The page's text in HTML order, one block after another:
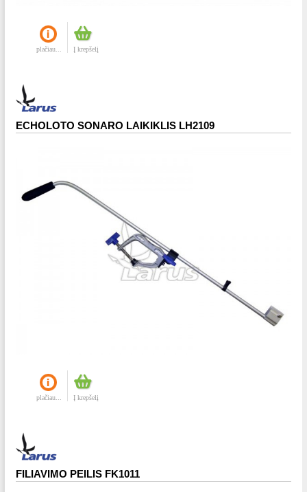
plačiau... Į krepšelį
ECHOLOTO SONARO LAIKIKLIS LH2109
plačiau... Į krepšelį
FILIAVIMO PEILIS FK1011